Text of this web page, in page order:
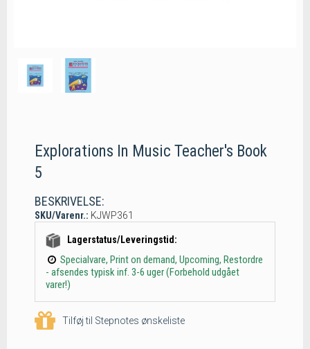
Explorations In Music Teacher's Book
5
BESKRIVELSE:
SKU/Varenr.: KJWP361
Lagerstatus/Leveringstid:
Specialvare, Print on demand, Upcoming, Restordre
- afsendes typisk inf. 3-6 uger (Forbehold udgået
varer!)
Tilføj til Stepnotes ønskeliste